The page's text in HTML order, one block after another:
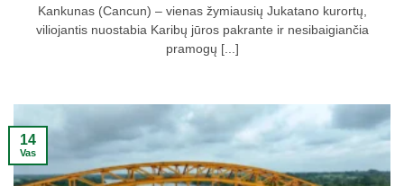
Kankunas (Cancun) – vienas žymiausių Jukatano kurortų,
viliojantis nuostabia Karibų jūros pakrante ir nesibaigiančia
pramogų [...]
14
Vas